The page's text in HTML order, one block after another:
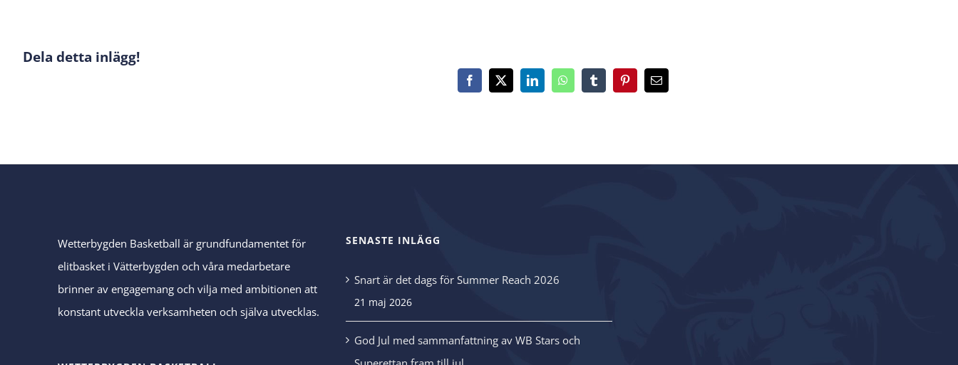
Dela detta inlägg!
Facebook
X LinkedInWhatsAppTumblrPinterest
E-
post
Wetterbygden Basketball är grundfundamentet för
elitbasket i Vätterbygden och våra medarbetare
brinner av engagemang och vilja med ambitionen att
konstant utveckla verksamheten och själva utvecklas.
SENASTE INLÄGG
Snart är det dags för Summer Reach 2026
21 maj 2026
God Jul med sammanfattning av WB Stars och